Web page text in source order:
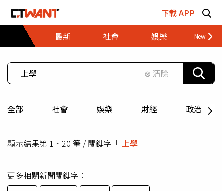
下載 APP
最新
社會 娛樂 財經
⊗ 清除
全部 社會 娛樂 財經 政治
顯示結果第 1 ~ 20 筆 / 關鍵字「 上學 」
更多相關新聞關鍵字：